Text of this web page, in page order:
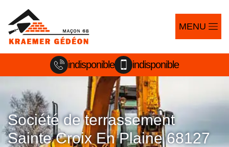
MENU
indisponible indisponible
Société de terrassement
Sainte Croix En Plaine 68127